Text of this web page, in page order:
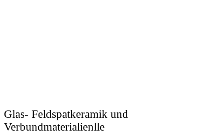
Glas- Feldspatkeramik und
Verbundmaterialienlle